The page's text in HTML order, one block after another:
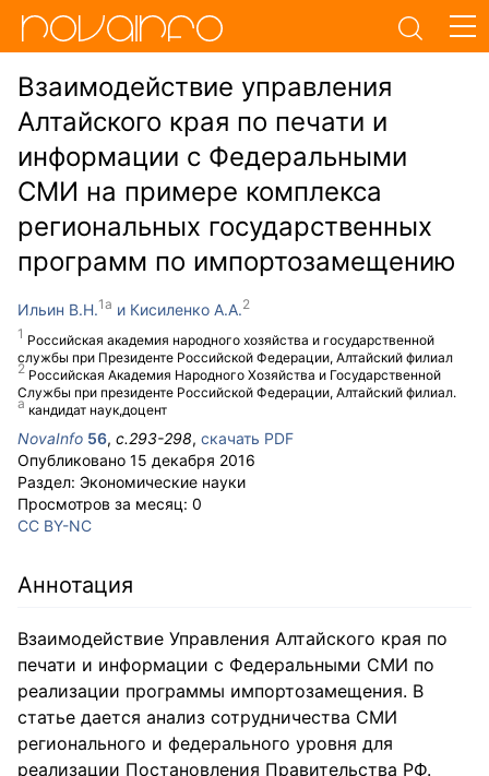
Взаимодействие управления
Алтайского края по печати и
информации с Федеральными
СМИ на примере комплекса
региональных государственных
программ по импортозамещению
Ильин В.Н.
Российская академия народного хозяйства и государственной
службы при Президенте Российской Федерации, Алтайский филиал
кандидат наук,доцент
Кисиленко А.А.
Российская Академия Народного Хозяйства и Государственной
Службы при президенте Российской Федерации, Алтайский филиал.
NovaInfo 56, с.293-298, скачать PDF
Опубликовано 15 декабря 2016
Раздел: Экономические науки
Просмотров за месяц: 0
CC BY-NC
Аннотация
Взаимодействие Управления Алтайского края по
печати и информации с Федеральными СМИ по
реализации программы импортозамещения. В
статье дается анализ сотрудничества СМИ
регионального и федерального уровня для
реализации Постановления Правительства РФ.